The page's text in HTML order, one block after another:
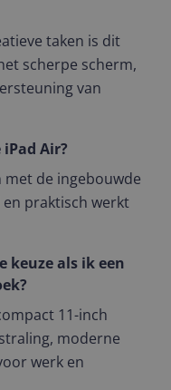
taken is dit
scherpe scherm,
van
Air?
de ingebouwde
praktisch werkt
keuze als ik een
11-inch
moderne
werk en